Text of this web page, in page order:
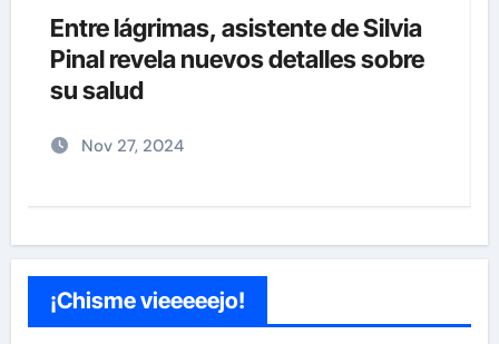
Entre lágrimas, asistente de Silvia
Pinal revela nuevos detalles sobre
su salud
Nov 27, 2024
¡Chisme vieeeeejo!